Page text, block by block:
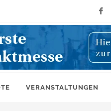
VERANSTALTUNGEN